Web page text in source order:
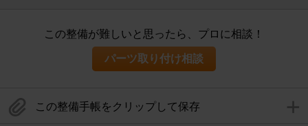
この整備が難しいと思ったら、プロに相談！
パーツ取り付け相談
この整備手帳をクリップして保存